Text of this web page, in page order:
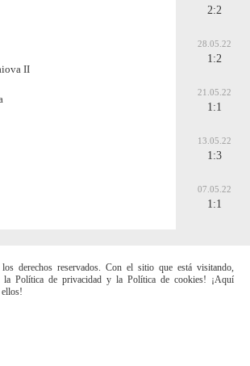
2:2
II
28.05.22
1:2
21.05.22
1:1
13.05.22
1:3
07.05.22
1:1
derechos reservados. Con el sitio que está visitando,
la Política de privacidad y la Política de cookies! ¡Aquí